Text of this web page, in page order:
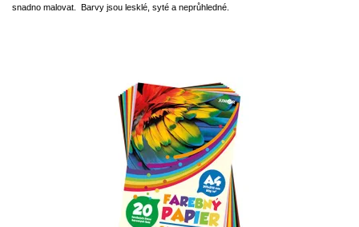
snadno malovat. Barvy jsou lesklé, syté a neprůhledné.